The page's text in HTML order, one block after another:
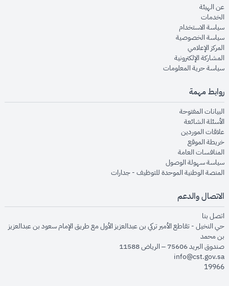
عن الهيئةopens in new window
الخدماتopens in new window
سياسة الاستخدام
سياسة الخصوصيةopens in new window
المركز الإعلاميopens in new window
المشاركة الإلكترونيةopens in new window
سياسة حرية المعلوماتopens in new window
روابط مهمة
البيانات المفتوحةopens in new window
الأسئلة الشائعةopens in new window
علاقات الموردينopens in new window
خريطة الموقعopens in new window
المنافسات العامةopens in new window
سياسة سهولة الوصولopens in new window
المنصة الوطنية الموحدة للتوظيف - جداراتopens in new window
الاتصال والدعم
اتصل بنا
حي النخيل - تقاطع الأمير تركي بن عبدالعزيز الأول مع طريق الإمام سعود بن عبدالعزيز
بن محمد
صندوق البريد 75606 – الرياض 11588
info@cst.gov.sa
19966